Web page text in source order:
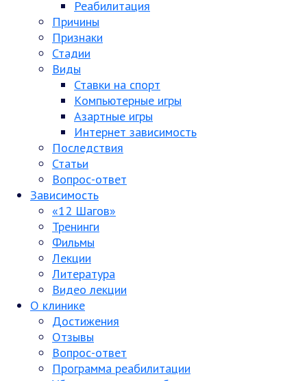
Реабилитация
Причины
Признаки
Стадии
Виды
Ставки на спорт
Компьютерные игры
Азартные игры
Интернет зависимость
Последствия
Статьи
Вопрос-ответ
Зависимость
«12 Шагов»
Тренинги
Фильмы
Лекции
Литература
Видео лекции
О клинике
Достижения
Отзывы
Вопрос-ответ
Программа реабилитации